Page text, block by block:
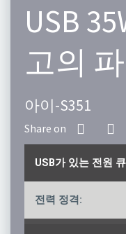
USB
고의
아이-S351
USB가 있는 전원
전력 정격: